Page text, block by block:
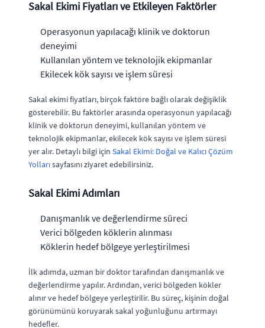
Sakal Ekimi Fiyatları ve Etkileyen Faktörler
Operasyonun yapılacağı klinik ve doktorun
deneyimi
Kullanılan yöntem ve teknolojik ekipmanlar
Ekilecek kök sayısı ve işlem süresi
Sakal ekimi fiyatları, birçok faktöre bağlı olarak değişiklik
gösterebilir. Bu faktörler arasında operasyonun yapılacağı
klinik ve doktorun deneyimi, kullanılan yöntem ve
teknolojik ekipmanlar, ekilecek kök sayısı ve işlem süresi
yer alır. Detaylı bilgi için Sakal Ekimi: Doğal ve Kalıcı Çözüm
Yollarısayfasını ziyaret edebilirsiniz.
Sakal Ekimi Adımları
Danışmanlık ve değerlendirme süreci
Verici bölgeden köklerin alınması
Köklerin hedef bölgeye yerleştirilmesi
İlk adımda, uzman bir doktor tarafından danışmanlık ve
değerlendirme yapılır. Ardından, verici bölgeden kökler
alınır ve hedef bölgeye yerleştirilir. Bu süreç, kişinin doğal
görünümünü koruyarak sakal yoğunluğunu artırmayı
hedefler.